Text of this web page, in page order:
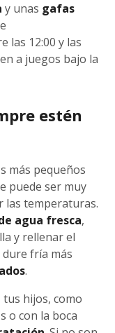
y unas gafas
las 12:00 y las
a juegos bajo la
estén
más pequeños
puede ser muy
las temperaturas.
agua fresca,
y rellenar el
fría más
.
tus hijos, como
o con la boca